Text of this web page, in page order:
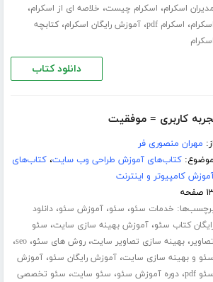
مدیران اسکرام، اسکرام چیست، خلاصه ای از اسکرام،
اسکرام، اسکرام pdf ،آموزش رایگان اسکرام،کتابچه
اسکرام
دانلود کتاب
کاربری = موفقیت
از: مهران منصوری فر
موضوع:کتاب‌های آموزش طراحی وب سایت،کتاب‌های
کامپیوتر و اینترنت
خدمات سئو، سئو،آموزش سئو،دانلود
کتاب سئو،آموزش بهینه سازی سایت، سئو
تصاویر،بهینه سازی تصاویر سایت،روش های سئو،seo،
سئو و بهینه سازی سایت،آموزش رایگان سئو،آموزش
سئو pdf
،دوره آموزش سئو، سئو سایت، سئو تخصصی